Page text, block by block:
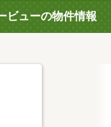
ビューの物件情報